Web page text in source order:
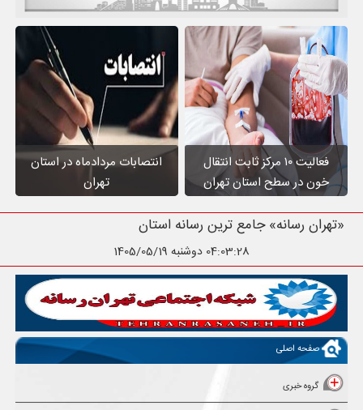
فعالیت ۱۰ مرکز ثابت انتقال
خون در سطح استان تهران
انتصابات مردادماه در استان
تهران
«تهران رسانه» جامع ترین رسانه استان تهران
04:03:29 دوشنبه 1405/05/19
صفحه اصلی
گروه خبری